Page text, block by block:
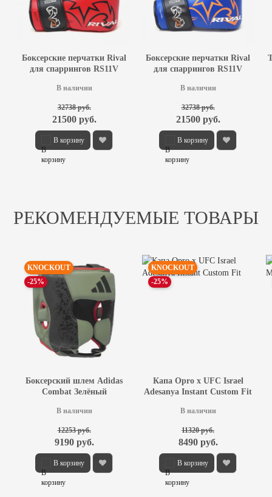
Боксерские перчатки Rival
для спаррингов RS11V
В наличии
В корзину
32738 руб.
21500 руб.
Боксерские перчатки Rival
для спаррингов RS11V
В наличии
В корзину
32738 руб.
21500 руб.
РЕКОМЕНДУЕМЫЕ ТОВАРЫ
KNOCKOUT
-25%
Боксерский шлем Adidas
Combat Зелёный
В наличии
В корзину
12253 руб.
9190 руб.
KNOCKOUT
-25%
Капа Opro x UFC Israel
Adesanya Instant Custom Fit
В наличии
В корзину
11320 руб.
8490 руб.